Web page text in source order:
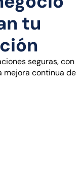
tu
seguras, con
mejora continua de